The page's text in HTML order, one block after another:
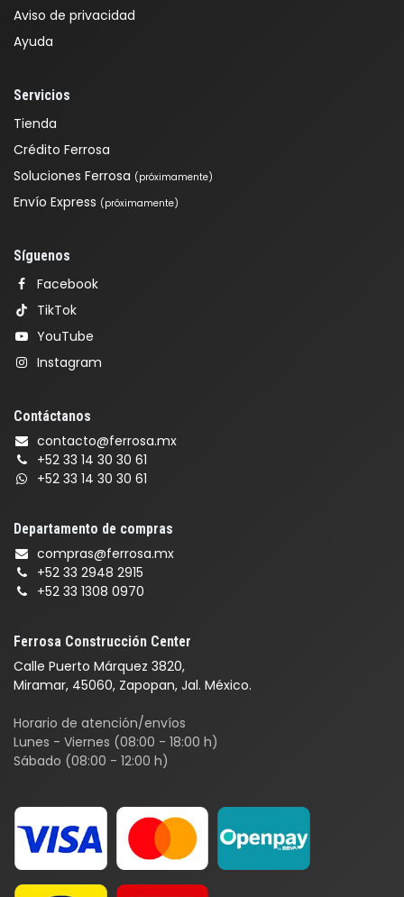
Aviso de privacidad
Ayuda
Servicios
Tienda
Crédito Ferrosa
Soluciones Ferrosa (próximamente)
Envío Express (próximamente)
Ferrosa Construcción Center
Calle Puerto Márquez 3820,
Miramar, 45060, Zapopan, Jal. México.
Horario de atención/envíos
Lunes - Viernes (08:00 - 18:00 h)
Sábado (08:00 - 12:00 h)
Síguenos
Facebook
TikTok
YouTube
Instagram
Contáctanos
contacto@ferrosa.mx
+52 33 14 30 30 61
+52 33 14 30 30 61
Departamento de compras
compras@ferrosa.mx
+52 33 2948 2915
+52 33 1308 0970